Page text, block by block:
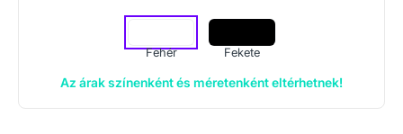
Fehér Fekete
Az árak színenként és méretenként eltérhetnek!